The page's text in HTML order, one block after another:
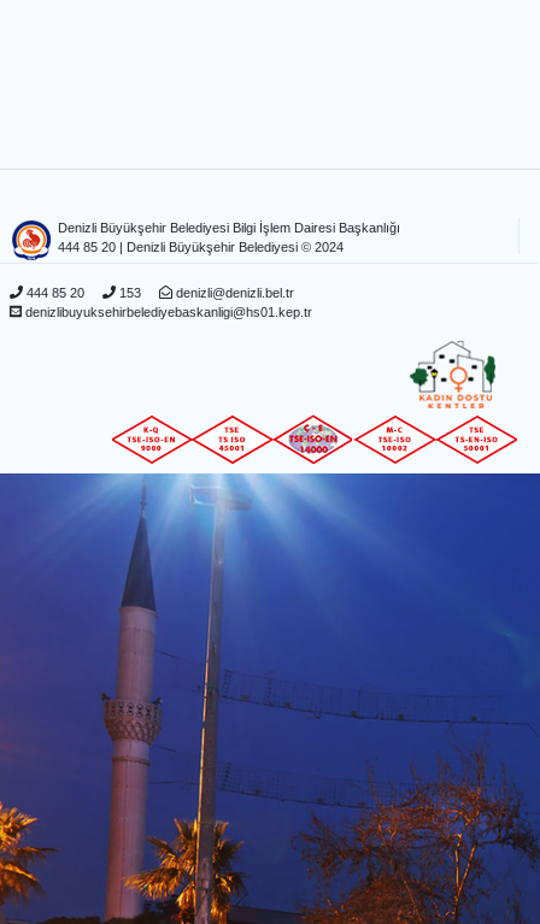
Denizli Büyükşehir Belediyesi Bilgi İşlem Dairesi Başkanlığı
444 85 20 | Denizli Büyükşehir Belediyesi © 2024
444 85 20 153
denizli@denizli.bel.tr
denizlibuyuksehirbelediyebaskanligi@hs01.kep.tr